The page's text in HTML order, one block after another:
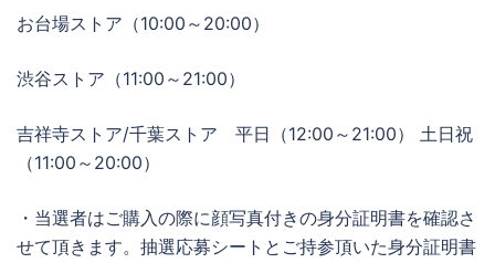
お台場ストア（10:00～20:00）
渋谷ストア（11:00～21:00）
吉祥寺ストア/千葉ストア 平日（12:00～21:00） 土日祝
（11:00～20:00）
・当選者はご購入の際に顔写真付きの身分証明書を確認さ
せて頂きます。抽選応募シートとご持参頂いた身分証明書